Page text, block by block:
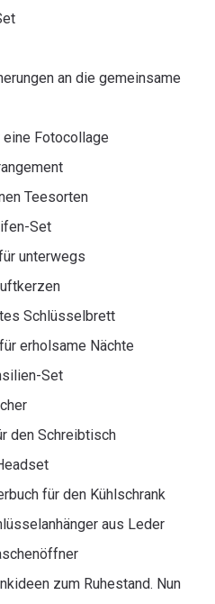
an die gemeinsame
eine Fotocollage
Teesorten
Set
unterwegs
Schlüsselbrett
erholsame Nächte
Set
den Schreibtisch
für den Kühlschrank
aus Leder
zum Ruhestand. Nun